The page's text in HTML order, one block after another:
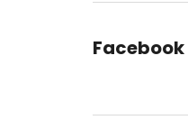
Facebook